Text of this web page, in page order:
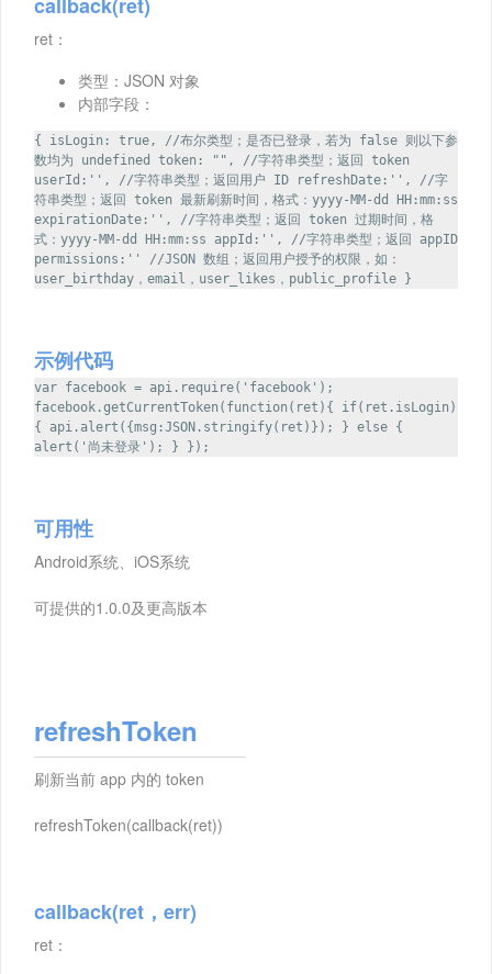
ret：
类型：JSON 对象
内部字段：
{ isLogin: true, //布尔类型；是否已登录，若为 false 则以下参
数均为 undefined token: "", //字符串类型；返回 token
userId:'', //字符串类型；返回用户 ID refreshDate:'', //字
符串类型；返回 token 最新刷新时间，格式：yyyy-MM-dd HH:mm:ss
expirationDate:'', //字符串类型；返回 token 过期时间，格
式：yyyy-MM-dd HH:mm:ss appId:'', //字符串类型；返回 appID
permissions:'' //JSON 数组；返回用户授予的权限，如：
user_birthday，email，user_likes，public_profile }
示例代码
var facebook = api.require('facebook');
facebook.getCurrentToken(function(ret){ if(ret.isLogin)
{ api.alert({msg:JSON.stringify(ret)}); } else {
alert('尚未登录'); } });
可用性
Android系统、iOS系统
可提供的1.0.0及更高版本
refreshToken
刷新当前 app 内的 token
refreshToken(callback(ret))
callback(ret，err)
ret：